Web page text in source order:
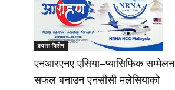
प्रवास विशेष
एनआरएनए एसिया–प्यासिफिक सम्मेलन
सफल बनाउन एनसीसी मलेसियाको